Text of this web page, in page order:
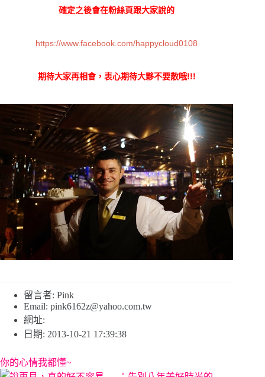
確定之後會在粉絲頁跟大家說的
https://www.facebook.com/happycloud0108
期待大家再相會，衷心期待大夥不要散哦!!!
留言者: Pink
Email: pink6162z@yahoo.com.tw
網址:
日期: 2013-10-21 17:39:38
你的心情我都懂~